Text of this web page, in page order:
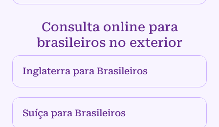
Consulta online para
brasileiros no exterior
Inglaterra para Brasileiros
Suíça para Brasileiros